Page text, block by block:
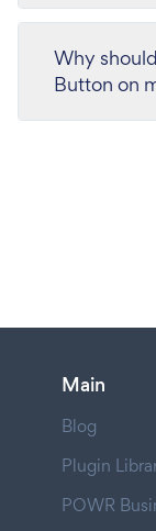
Why
Button on
Main
Blog
Plugin
POWR